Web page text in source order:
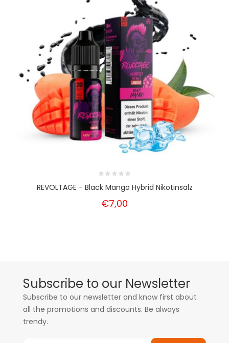
REVOLTAGE - Black Mango Hybrid Nikotinsalz
€7,00
Subscribe to our Newsletter
Subscribe to our newsletter and know first about
all the promotions and discounts. Be always
trendy.